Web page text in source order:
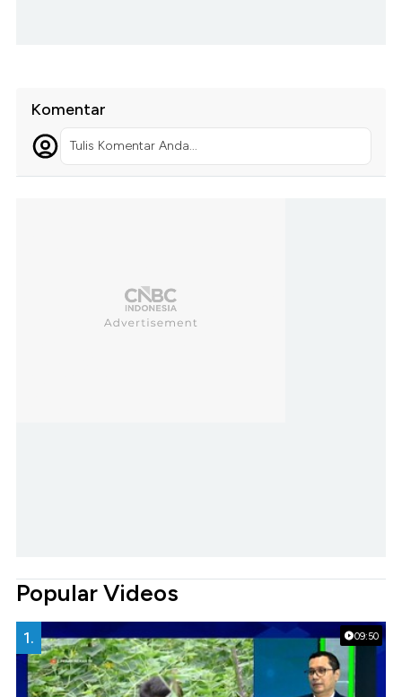
Komentar
Tulis Komentar Anda...
Popular Videos
09:50
1.